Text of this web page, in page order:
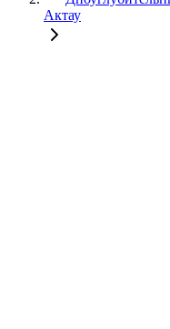
Актау